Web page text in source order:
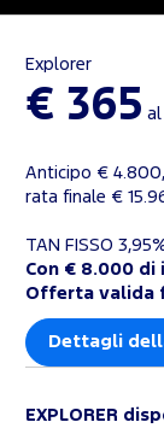
Explorer
€ 365 al
Anticipo €
rata finale €
TAN FISSO
Con € 8.000 di
Offerta valida
Dettagli
EXPLORER